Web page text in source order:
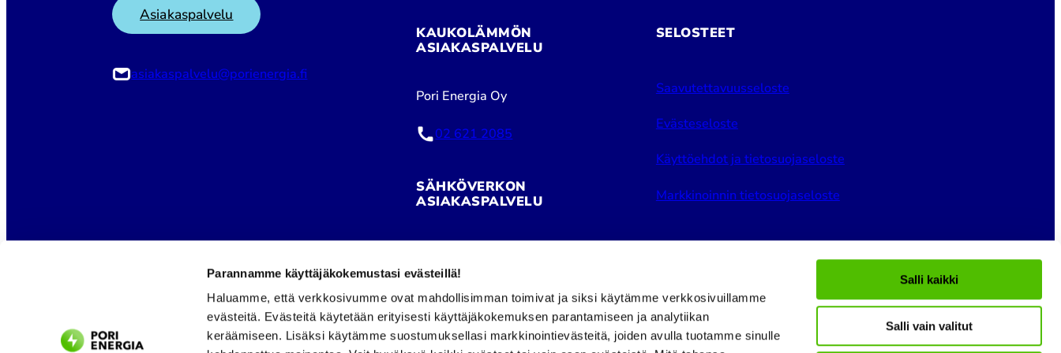
Parannamme käyttäjäkokemustasi evästeillä!
Haluamme, että verkkosivumme ovat mahdollisimman toimivat ja siksi käytämme verkkosivuillamme
evästeitä. Evästeitä käytetään erityisesti käyttäjäkokemuksen parantamiseen ja analytiikan
keräämiseen. Lisäksi käytämme suostumuksellasi markkinointievästeitä, joiden avulla tuotamme sinulle
Salli kaikki
Salli vain valitut
Asiakaspalvelu
asiakaspalvelu@porienergia.fi
KAUKOLÄMMÖN
ASIAKASPALVELU
Pori Energia Oy
02 621 2085
SÄHKÖVERKON
ASIAKASPALVELU
Puhelinpalvelu avoinna:
ma–pe klo 8–16
SELOSTEET
Saavutettavuusseloste
Evästeseloste
Käyttöehdot ja tietosuojaseloste
Markkinoinnin tietosuojaseloste
Facebook Instagram LinkedIn YouTube